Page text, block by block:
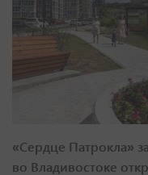
«Сердце Патрокла»
во Владивостоке